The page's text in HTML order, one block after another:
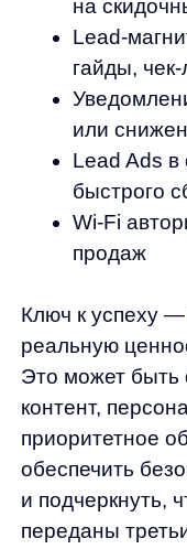
Современная веб-
мощные
поведения
Яндекс Метрика
детальную карту
Теги и пиксели —
устанавливается
действий
Они позволяют:
и
кампаниям